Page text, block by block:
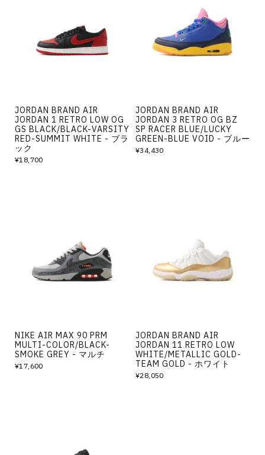
JORDAN BRAND AIR
JORDAN 1 RETRO LOW OG
GS BLACK/BLACK-VARSITY
RED-SUMMIT WHITE - ブラ
ック
¥18,700
JORDAN BRAND AIR
JORDAN 3 RETRO OG BZ
SP RACER BLUE/LUCKY
GREEN-BLUE VOID - ブルー
¥34,430
NIKE AIR MAX 90 PRM
MULTI-COLOR/BLACK-
SMOKE GREY - マルチ
¥17,600
JORDAN BRAND AIR
JORDAN 11 RETRO LOW
WHITE/METALLIC GOLD-
TEAM GOLD - ホワイト
¥28,050